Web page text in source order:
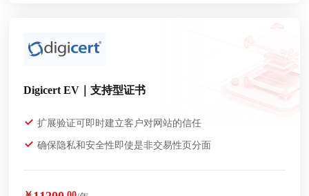
Digicert EV｜支持型证书
扩展验证可即时建立客户对网站的信任
确保隐私和安全性即使是非交易性页分面